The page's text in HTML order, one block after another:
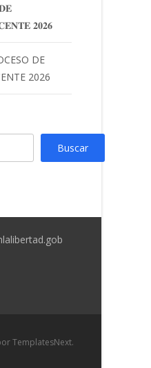
𝟐𝟎𝟐𝟔
DE
2026
Buscar
TemplatesNext.